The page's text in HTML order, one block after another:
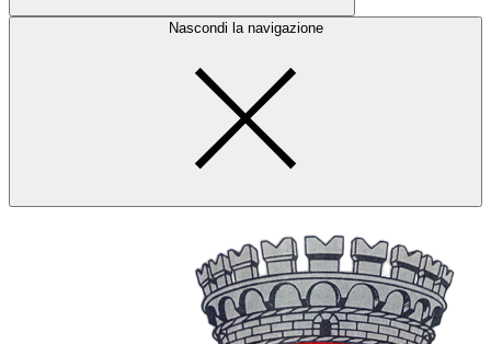
Nascondi la navigazione